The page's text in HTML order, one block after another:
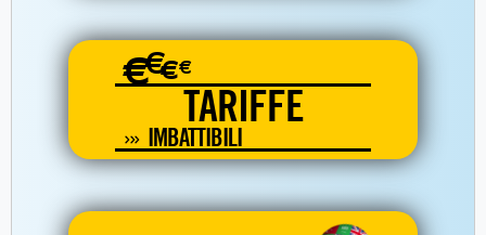
€€€€
TARIFFE
IMBATTIBILI